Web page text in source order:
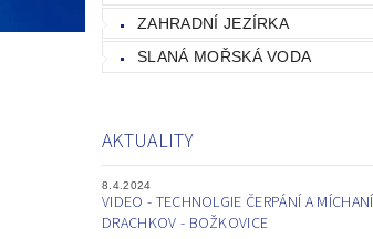
ZAHRADNÍ JEZÍRKA
SLANÁ MOŘSKÁ VODA
AKTUALITY
8.4.2024
VIDEO - TECHNOLGIE ČERPÁNÍ A MÍCHANÍ
DRACHKOV - BOŽKOVICE